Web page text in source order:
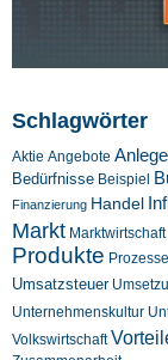
Schlagwörter
Aktie Angebote
Bedürfnisse Beispiel
Finanzierung Handel
Markt Marktwirtschaft
Produkte Prozesse
Umsatzsteuer
Unternehmenskultur
Volkswirtschaft